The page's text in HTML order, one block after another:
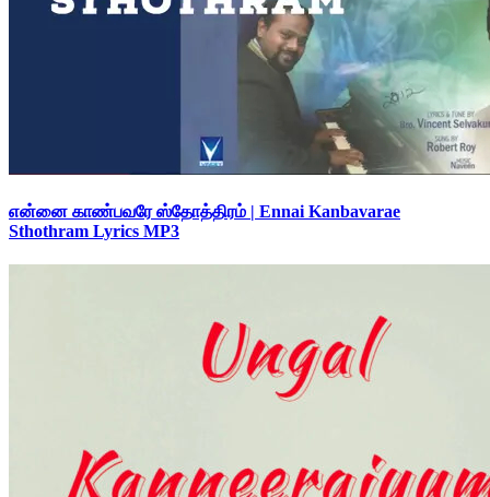
என்னை காண்பவரே ஸ்தோத்திரம் | Ennai Kanbavarae
Sthothram Lyrics MP3